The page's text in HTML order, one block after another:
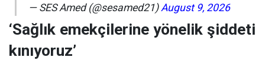
— SES Amed (@sesamed21) August 9, 2026
‘Sağlık emekçilerine yönelik şiddeti
kınıyoruz’